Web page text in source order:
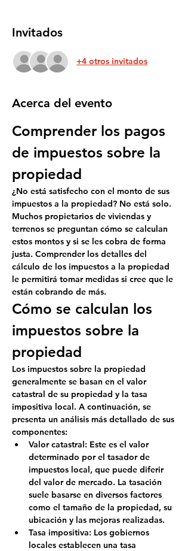
Invitados
+4 otros invitados
Acerca del evento
Comprender los pagos
de impuestos sobre la
propiedad
¿No está satisfecho con el monto de sus
impuestos a la propiedad? No está solo.
Muchos propietarios de viviendas y
terrenos se preguntan cómo se calculan
estos montos y si se les cobra de forma
justa. Comprender los detalles del
cálculo de los impuestos a la propiedad
le permitirá tomar medidas si cree que le
están cobrando de más.
Cómo se calculan los
impuestos sobre la
propiedad
Los impuestos sobre la propiedad
generalmente se basan en el valor
catastral de su propiedad y la tasa
impositiva local. A continuación, se
presenta un análisis más detallado de sus
componentes:
Valor catastral: Este es el valor
determinado por el tasador de
impuestos local, que puede diferir
del valor de mercado. La tasación
suele basarse en diversos factores
como el tamaño de la propiedad, su
ubicación y las mejoras realizadas.
Tasa impositiva: Los gobiernos
locales establecen una tasa